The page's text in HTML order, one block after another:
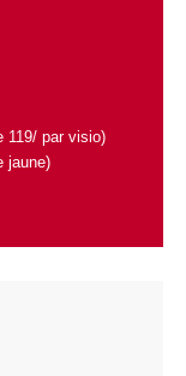
119/ par visio)
jaune)